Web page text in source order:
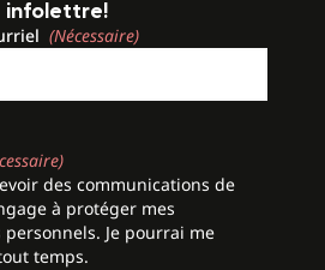
infolettre!
(Nécessaire)
des communications de
à protéger mes
Je pourrai me
temps.